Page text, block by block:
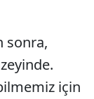
sonra,
için